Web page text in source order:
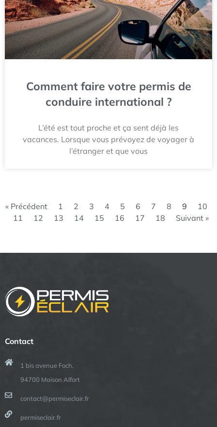
Comment faire votre permis de
conduire international ?
L’été est tout proche et ça sent déjà les
vacances. Lorsque vous prévoyez de voyager à
l’étranger et que vous
« Précédent 1 2 3 4 5 6 7 8 9
10
11
12 13 14 15 16 17 18 Suivant »
Contact
1 bis avenue Foch,
94700 Maison Alfort
contact@permiseclair.fr
permiseclair.fr